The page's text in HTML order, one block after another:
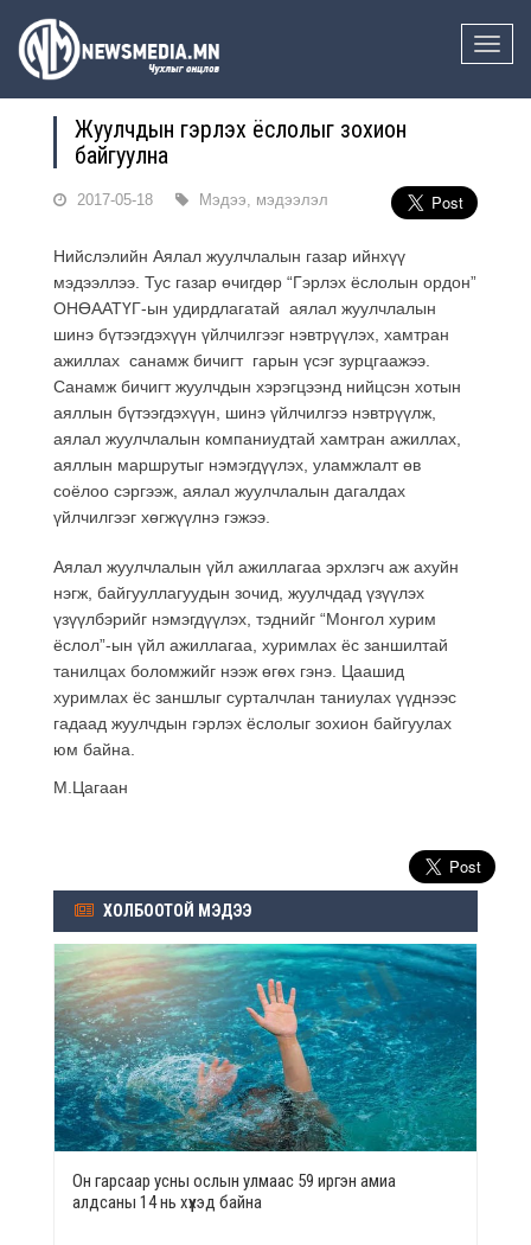
Toggle
Жуулчдын гэрлэх ёслолыг зохион
байгуулна
2017-05-18 Мэдээ, мэдээлэл
Нийслэлийн Аялал жуулчлалын газар ийнхүү
мэдээллээ. Тус газар өчигдөр “Гэрлэх ёслолын ордон”
ОНӨААТҮГ-ын удирдлагатай аялал жуулчлалын
шинэ бүтээгдэхүүн үйлчилгээг нэвтрүүлэх, хамтран
ажиллах санамж бичигт гарын үсэг зурцгаажээ.
Санамж бичигт жуулчдын хэрэгцээнд нийцсэн хотын
аяллын бүтээгдэхүүн, шинэ үйлчилгээ нэвтрүүлж,
аялал жуулчлалын компаниудтай хамтран ажиллах,
аяллын маршрутыг нэмэгдүүлэх, уламжлалт өв
соёлоо сэргээж, аялал жуулчлалын дагалдах
үйлчилгээг хөгжүүлнэ гэжээ.
Аялал жуулчлалын үйл ажиллагаа эрхлэгч аж ахуйн
нэгж, байгууллагуудын зочид, жуулчдад үзүүлэх
үзүүлбэрийг нэмэгдүүлэх, тэднийг “Монгол хурим
ёслол”-ын үйл ажиллагаа, хуримлах ёс заншилтай
танилцах боломжийг нээж өгөх гэнэ. Цаашид
хуримлах ёс заншлыг сурталчлан таниулах үүднээс
гадаад жуулчдын гэрлэх ёслолыг зохион байгуулах
юм байна.
М.Цагаан
ХОЛБООТОЙ МЭДЭЭ
Он гарсаар усны ослын улмаас 59 иргэн амиа
алдсаны 14 нь хүүхэд байна